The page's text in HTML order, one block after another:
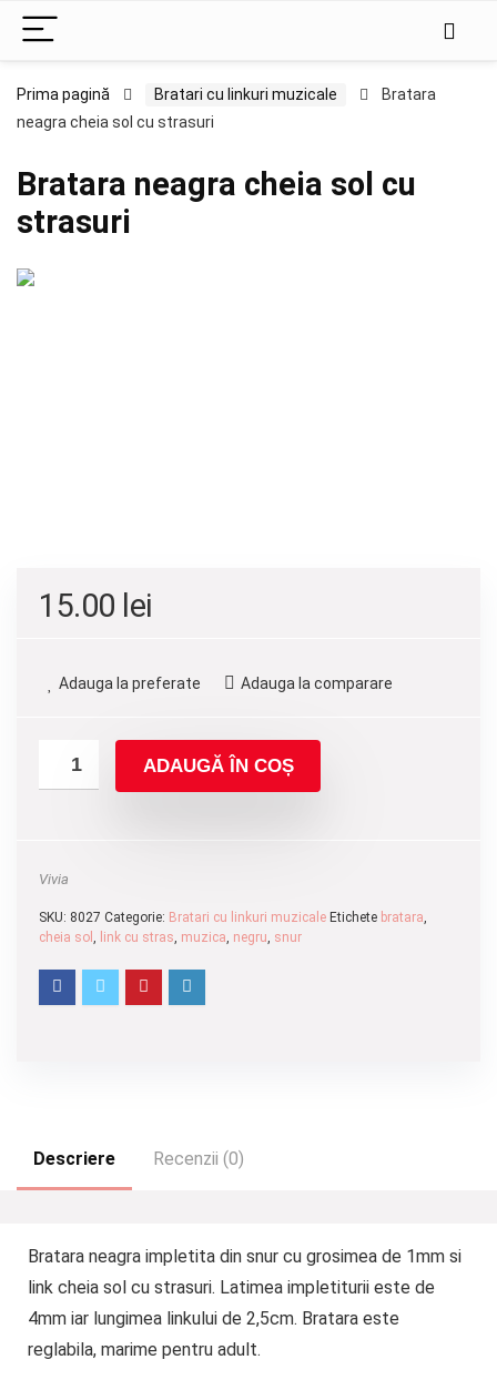
Prima pagină Bratari cu linkuri muzicale
Bratara
neagra cheia sol cu strasuri
Bratara neagra cheia sol cu
strasuri
15.00 lei
Adauga la preferate Adauga la comparare
ADAUGĂ ÎN COȘ
Vivia
SKU: 8027 Categorie: Bratari cu linkuri muzicale Etichete bratara,
cheia sol , link cu stras, muzica, negru, snur
Descriere Recenzii (0)
Bratara neagra impletita din snur cu grosimea de 1mm si
link cheia sol cu strasuri. Latimea impletiturii este de
4mm iar lungimea linkului de 2,5cm. Bratara este
reglabila, marime pentru adult.